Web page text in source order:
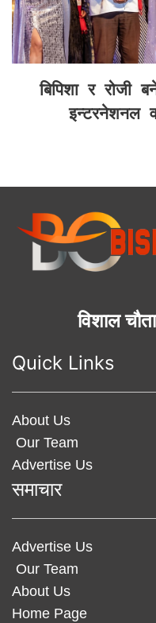
बिपिशा र रोजी
इन्टरनेशनल
विशाल
Quick Links
About Us
Our Team
Advertise Us
समाचार
Advertise Us
Our Team
About Us
Home Page